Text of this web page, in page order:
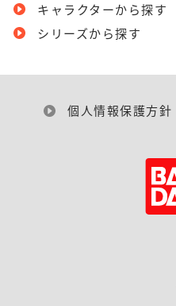
キャラクターから探す
シリーズから探す
個人情報保護方針